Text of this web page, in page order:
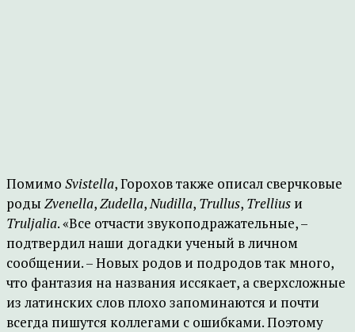
Помимо Svistella, Горохов также описал сверчковые
роды Zvenella,Zudella,Nudilla, Trullus, Trellius и
Truljalia. «Все отчасти звукоподражательные, –
подтвердил наши догадки ученый в личном
сообщении. – Новых родов и подродов так много,
что фантазия на названия иссякает, а сверхсложные
из латинских слов плохо запоминаются и почти
всегда пишутся коллегами с ошибками. Поэтому